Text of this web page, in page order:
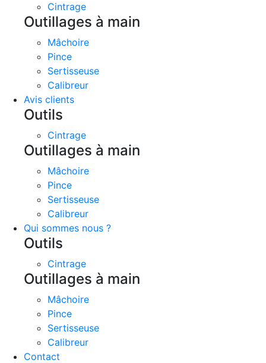
Cintrage
Outillages à main
Mâchoire
Pince
Sertisseuse
Calibreur
Avis clients
Outils
Cintrage
Outillages à main
Mâchoire
Pince
Sertisseuse
Calibreur
Qui sommes nous ?
Outils
Cintrage
Outillages à main
Mâchoire
Pince
Sertisseuse
Calibreur
Contact